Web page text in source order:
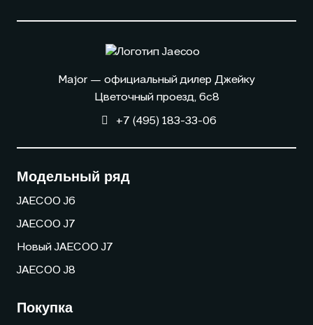
Major — официальный дилер Джейку
Цветочный проезд, 6с8
+7 (495) 183-33-06
Модельный ряд
JAECOO J6
JAECOO J7
Новый JAECOO J7
JAECOO J8
Покупка